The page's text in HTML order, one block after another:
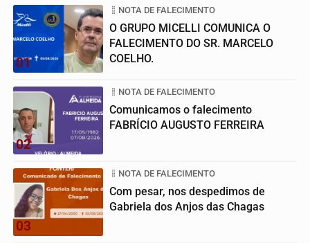
01
NOTA DE FALECIMENTO
O GRUPO MICELLI COMUNICA O
FALECIMENTO DO SR. MARCELO
COELHO.
02
NOTA DE FALECIMENTO
Comunicamos o falecimento
FABRÍCIO AUGUSTO FERREIRA
03
NOTA DE FALECIMENTO
Com pesar, nos despedimos de
Gabriela dos Anjos das Chagas